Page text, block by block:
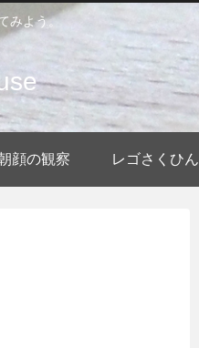
みよう。
顔の観察 レゴさくひん